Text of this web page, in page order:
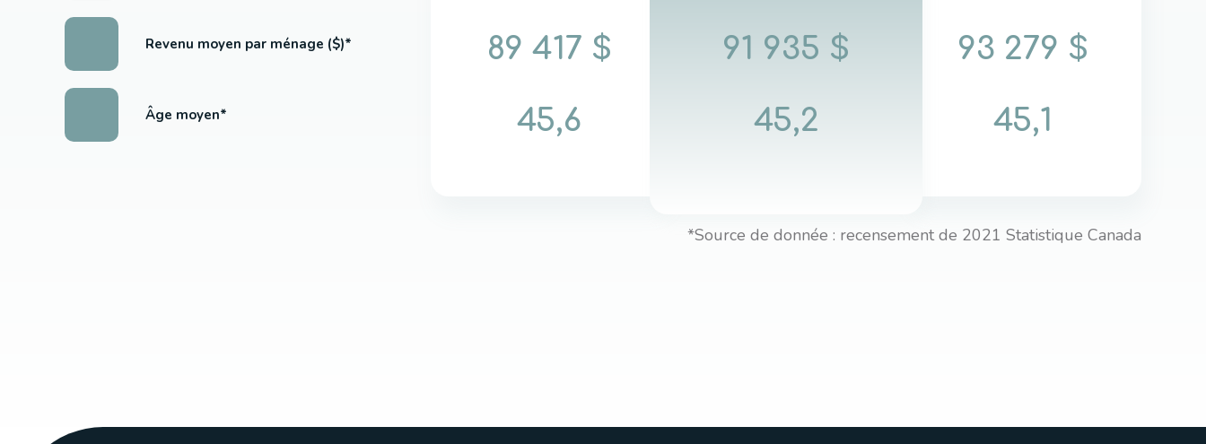
Revenu moyen par ménage ($)*
Âge moyen*
89 417 $
45,6
91 935 $
45,2
93 279 $
45,1
*Source de donnée : recensement de 2021 Statistique Canada